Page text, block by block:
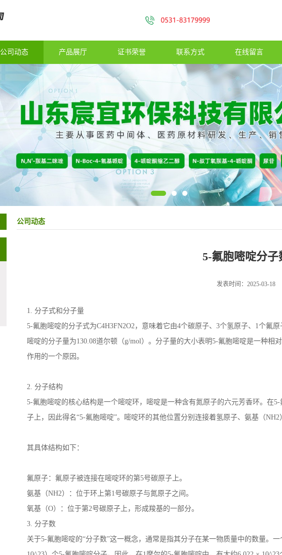
公司动态 产品展厅 证书荣誉 联系方式 在线留言
公司动态
5-氟胞嘧啶分子
发表时间：2025-03-18
1. 分子式和分子量
5-氟胞嘧啶的分子式为C4H3FN2O2，意味着它由4个碳原子、 3个氢原子、 1个氟原
嘧啶的分子量为130.08道尔顿（g/mol）。分子量的大小表明5-氟胞嘧啶是一种相
作用的一个原因。
2. 分子结构
5-氟胞嘧啶的核心结构是一个嘧啶环，嘧啶是一种含有氮原子的六元芳香环。在5-
子上，因此得名“5-氟胞嘧啶”。嘧啶环的其他位置分别连接着氢原子、氨基（NH2
其具体结构如下：
氟原子：氟原子被连接在嘧啶环的第5号碳原子上。
氨基（NH2）：位于环上第1号碳原子与氮原子之间。
氧基（O）：位于第2号碳原子上，形成羧基的一部分。
3. 分子数
关于5-氟胞嘧啶的“分子数”这一概念，通常是指其分子在某一物质量中的数量。一